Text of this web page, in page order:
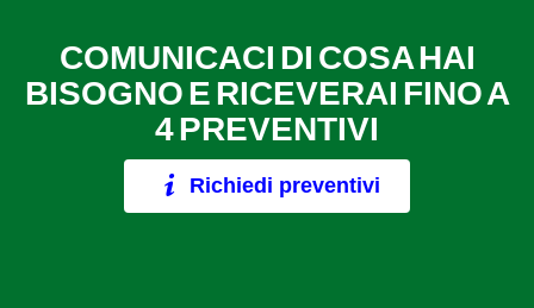
COMUNICACI DI COSA HAI
BISOGNO E RICEVERAI FINO A
4 PREVENTIVI
Richiedi preventivi